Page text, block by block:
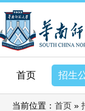
首页 招生
当前位置： 首页 »